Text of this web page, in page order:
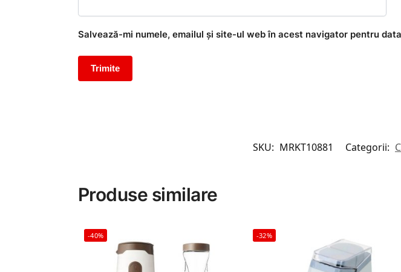
Salvează-mi numele, emailul și site-ul web în acest navigator pentru
SKU: MRKT10881 Categorii:
Produse similare
-40% -32%